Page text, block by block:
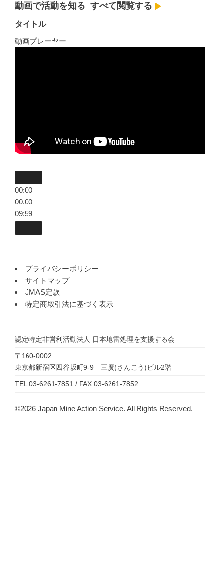
動画で活動を知る すべて閲覧する
タイトル
動画プレーヤー
00:00
00:00
09:59
プライバシーポリシー
サイトマップ
JMAS定款
特定商取引法に基づく表示
認定特定非営利活動法人 日本地雷処理を支援する会
〒160-0002
東京都新宿区四谷坂町9-9 三廣(さんこう)ビル2階
TEL 03-6261-7851 / FAX 03-6261-7852
©2026 Japan Mine Action Service. All Rights Reserved.